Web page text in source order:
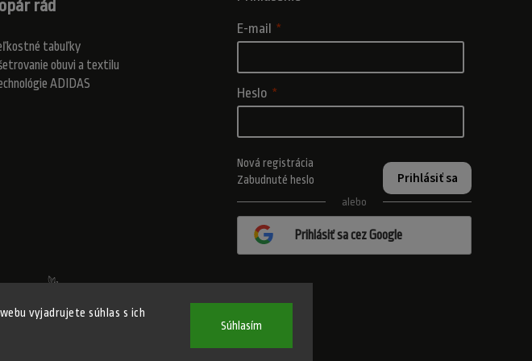
vyjadrujete súhlas s ich
Súhlasím
rád
tabuľky
obuvi a textilu
ADIDAS
E-mail
Heslo
Prihlásiť sa
Nová registrácia
Zabudnuté heslo
alebo
Prihlásiť sa cez Google